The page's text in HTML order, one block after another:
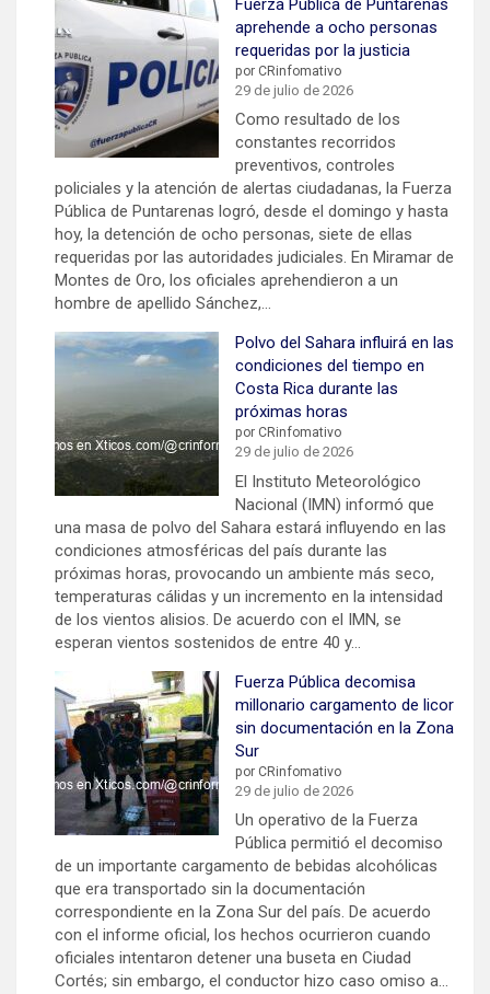
Fuerza Pública de Puntarenas
aprehende a ocho personas
requeridas por la justicia
por CRinfomativo
29 de julio de 2026
Como resultado de los
constantes recorridos
preventivos, controles
policiales y la atención de alertas ciudadanas, la Fuerza
Pública de Puntarenas logró, desde el domingo y hasta
hoy, la detención de ocho personas, siete de ellas
requeridas por las autoridades judiciales. En Miramar de
Montes de Oro, los oficiales aprehendieron a un
hombre de apellido Sánchez,…
Polvo del Sahara influirá en las
condiciones del tiempo en
Costa Rica durante las
próximas horas
por CRinfomativo
29 de julio de 2026
El Instituto Meteorológico
Nacional (IMN) informó que
una masa de polvo del Sahara estará influyendo en las
condiciones atmosféricas del país durante las
próximas horas, provocando un ambiente más seco,
temperaturas cálidas y un incremento en la intensidad
de los vientos alisios. De acuerdo con el IMN, se
esperan vientos sostenidos de entre 40 y…
Fuerza Pública decomisa
millonario cargamento de licor
sin documentación en la Zona
Sur
por CRinfomativo
29 de julio de 2026
Un operativo de la Fuerza
Pública permitió el decomiso
de un importante cargamento de bebidas alcohólicas
que era transportado sin la documentación
correspondiente en la Zona Sur del país. De acuerdo
con el informe oficial, los hechos ocurrieron cuando
oficiales intentaron detener una buseta en Ciudad
Cortés; sin embargo, el conductor hizo caso omiso a…